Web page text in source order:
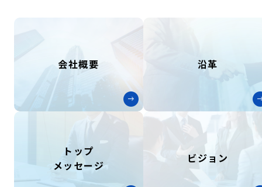
会社概要 沿革
トップ
メッセージ
ビジョン